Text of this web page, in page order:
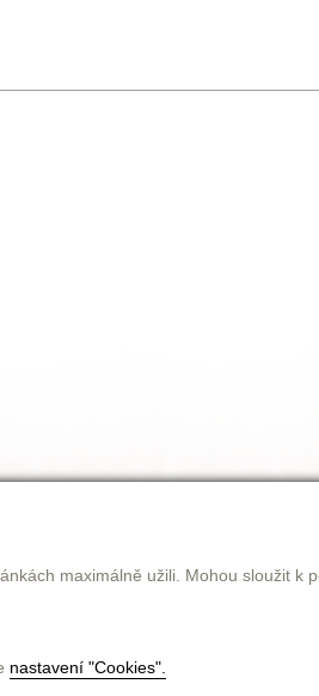
maximálně užili. Mohou sloužit
nastavení "Cookies".